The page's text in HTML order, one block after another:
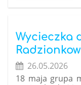
:
Wycieczka
26.05.2026
18 maja grupa